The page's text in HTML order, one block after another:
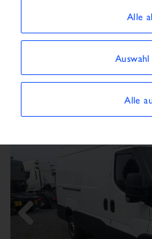
69
Filter anzeigen/
Fahrzeugart:Transporter
Alle
Alle